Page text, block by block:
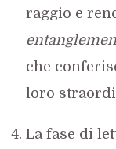
raggio e
che
loro
La fase di